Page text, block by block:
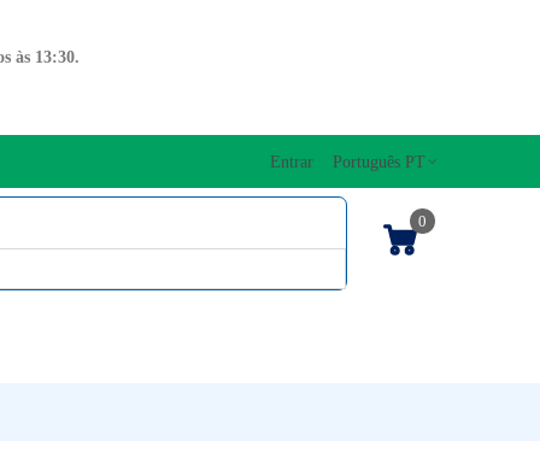
às 13:30.
Entrar Português PT
0